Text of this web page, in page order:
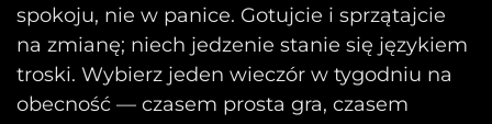
spokoju, nie w panice. Gotujcie i sprzątajcie
na zmianę; niech jedzenie stanie się językiem
troski. Wybierz jeden wieczór w tygodniu na
obecność — czasem prosta gra, czasem